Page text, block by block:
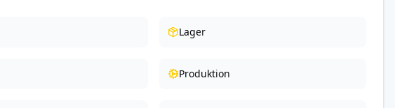
Lager
Produktion